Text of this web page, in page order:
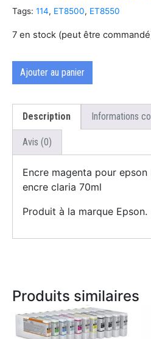
Tags: 114, ET8500, ET8550
7 en stock (peut être
Ajouter au panier
Description Informations
Avis (0)
Encre magenta pour
encre claria 70ml
Produit à la marque Epson.
Produits similaires